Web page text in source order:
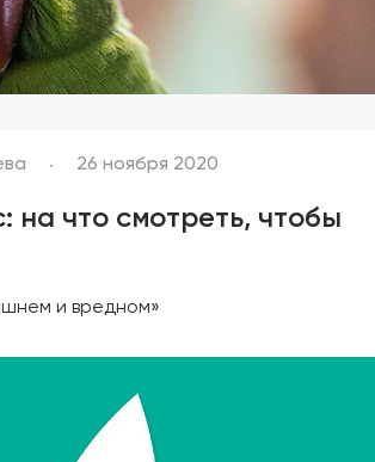
26 ноября 2020
на что смотреть, чтобы
и вредном»